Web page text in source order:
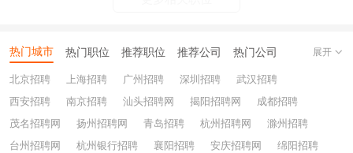
热门城市 热门职位 推荐职位 推荐公司 热门公司
北京招聘 上海招聘 广州招聘 深圳招聘
武汉招聘
西安招聘
南京招聘 汕头招聘网 揭阳招聘网
成都招聘
茂名招聘网
扬州招聘网 青岛招聘 杭州招聘网
滁州招聘
台州招聘网
杭州银行招聘 襄阳招聘 安庆招聘网
绵阳招聘
展开